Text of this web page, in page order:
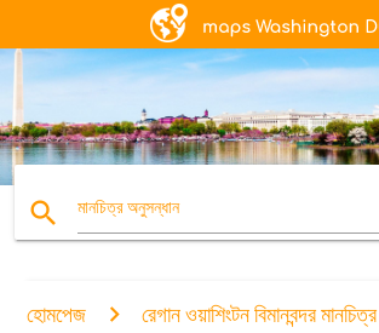
search মানচিত্র অনুসন্ধান
হোমপেজ রেগান ওয়াশিংটন বিমানবন্দর মানচিত্র